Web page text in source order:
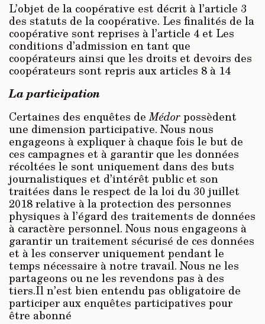
L’objet de la coopérative est décrit à l’article 3
des statuts de la coopérative. Les finalités de la
coopérative sont reprises à l’article 4 et Les
conditions d’admission en tant que
coopérateurs ainsi que les droits et devoirs des
coopérateurs sont repris aux articles 8 à 14
La participation
Certaines des enquêtes deMédorpossèdent
une dimension participative. Nous nous
engageons à expliquer à chaque fois le but de
ces campagnes et à garantir que les données
récoltées le sont uniquement dans des buts
journalistiques et d’intérêt public et son
traitées dans le respect de la loi du 30 juillet
2018 relative à la protection des personnes
physiques à l’égard des traitements de données
à caractère personnel. Nous nous engageons à
garantir un traitement sécurisé de ces données
et à les conserver uniquement pendant le
temps nécessaire à notre travail. Nous ne les
partageons ou ne les revendons pas à des
tiers.Il n’est bien entendu pas obligatoire de
participer aux enquêtes participatives pour
être abonné